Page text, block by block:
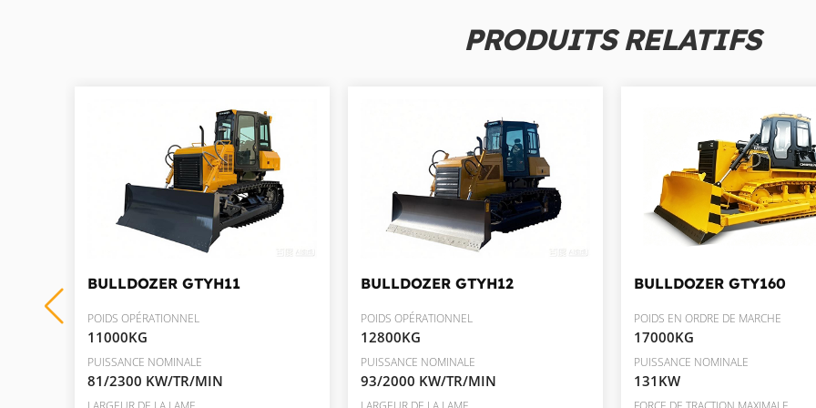
PRODUITS RELATIFS
BULLDOZER GTYH11
POIDS OPÉRATIONNEL
11000KG
PUISSANCE NOMINALE
81/2300 KW/TR/MIN
BULLDOZER GTYH12
POIDS OPÉRATIONNEL
12800KG
PUISSANCE NOMINALE
93/2000 KW/TR/MIN
BULLDOZER GTY160
POIDS EN ORDRE DE MARCHE
17000KG
PUISSANCE NOMINALE
131KW